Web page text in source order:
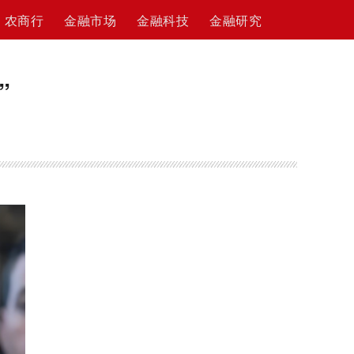
农商行 金融市场 金融科技 金融研究